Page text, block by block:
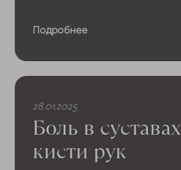
Подробнее
28.01.2025
Боль в суставах
кисти рук